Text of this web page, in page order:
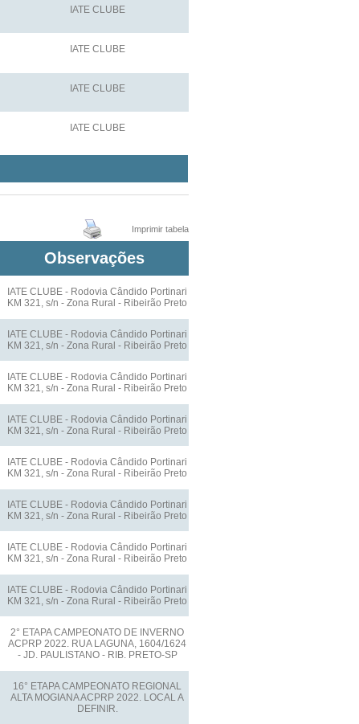
IATE CLUBE
IATE CLUBE
IATE CLUBE
IATE CLUBE
Imprimir tabela
Observações
IATE CLUBE - Rodovia Cândido Portinari
KM 321, s/n - Zona Rural - Ribeirão Preto
IATE CLUBE - Rodovia Cândido Portinari
KM 321, s/n - Zona Rural - Ribeirão Preto
IATE CLUBE - Rodovia Cândido Portinari
KM 321, s/n - Zona Rural - Ribeirão Preto
IATE CLUBE - Rodovia Cândido Portinari
KM 321, s/n - Zona Rural - Ribeirão Preto
IATE CLUBE - Rodovia Cândido Portinari
KM 321, s/n - Zona Rural - Ribeirão Preto
IATE CLUBE - Rodovia Cândido Portinari
KM 321, s/n - Zona Rural - Ribeirão Preto
IATE CLUBE - Rodovia Cândido Portinari
KM 321, s/n - Zona Rural - Ribeirão Preto
IATE CLUBE - Rodovia Cândido Portinari
KM 321, s/n - Zona Rural - Ribeirão Preto
2° ETAPA CAMPEONATO DE INVERNO
ACPRP 2022. RUA LAGUNA, 1604/1624
- JD. PAULISTANO - RIB. PRETO-SP
16° ETAPA CAMPEONATO REGIONAL
ALTA MOGIANA ACPRP 2022. LOCAL A
DEFINIR.